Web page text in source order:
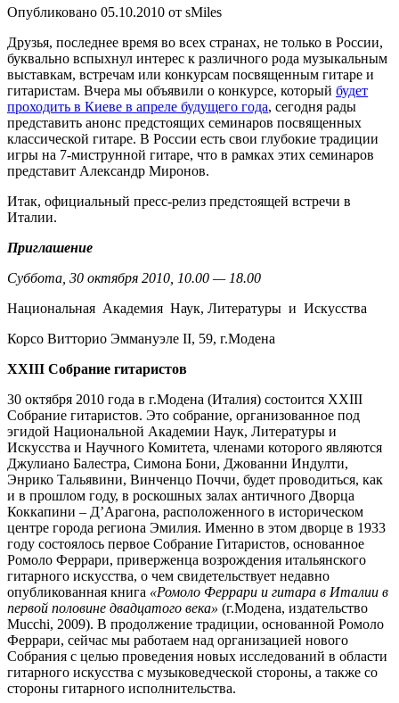
Опубликовано 05.10.2010 от sMiles
Друзья, последнее время во всех странах, не только в России,
буквально вспыхнул интерес к различного рода музыкальным
выставкам, встречам или конкурсам посвященным гитаре и
гитаристам. Вчера мы объявили о конкурсе, который будет
проходить в Киеве в апреле будущего года, сегодня рады
представить анонс предстоящих семинаров посвященных
классической гитаре. В России есть свои глубокие традиции
игры на 7-миструнной гитаре, что в рамках этих семинаров
представит Александр Миронов.
Итак, официальный пресс-релиз предстоящей встречи в
Италии.
Приглашение
Суббота, 30 октября 2010, 10.00 — 18.00
Национальная Академия Наук, Литературы и Искусства
Корсо Витторио Эммануэле II, 59, г.Модена
XXIII Собрание гитаристов
30 октября 2010 года в г.Модена (Италия) состоится XXIII
Собрание гитаристов. Это собрание, организованное под
эгидой Национальной Академии Наук, Литературы и
Искусства и Научного Комитета, членами которого являются
Джулиано Балестра, Симона Бони, Джованни Индулти,
Энрико Тальявини, Винченцо Поччи, будет проводиться, как
и в прошлом году, в роскошных залах античного Дворца
Коккапини – Д’Арагона, расположенного в историческом
центре города региона Эмилия. Именно в этом дворце в 1933
году состоялось первое Собрание Гитаристов, основанное
Ромоло Феррари, приверженца возрождения итальянского
гитарного искусства, о чем свидетельствует недавно
опубликованная книга «Ромоло Феррари и гитара в Италии в
первой половине двадцатого века» (г.Модена, издательство
Mucchi, 2009). В продолжение традиции, основанной Ромоло
Феррари, сейчас мы работаем над организацией нового
Собрания с целью проведения новых исследований в области
гитарного искусства с музыковедческой стороны, а также со
стороны гитарного исполнительства.